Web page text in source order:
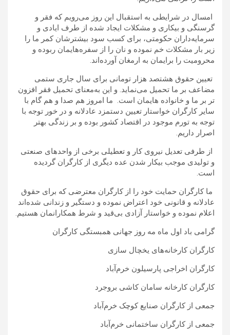
امسال در شرایطی به استقبال این روز می‌رویم که فقر و
گرسنگی و بیکاری و مشکلات ایجاد شده از طرف ایادی و
سرمایه‌داران حکومتی، برای کسب سود بیشترشان کمر ما را
زیر بار مشکلات خم نموده و نان را از سفره‌هایمان ربوده و
محرومیت را برایمان به ارمغان آورده‌اند.
تعیین حقوق هشتصد هزار تومانی برای سال جاری ستمی
مضاعف بر ما تحمیل می‌نماید. و این به‌معنای تحمیل فقر افزون
تر بر ما و خانواده هایمان است. ما امروز هم صدا و هم گام با
سایر کارگران خواستار تعیین دستمزد عادلانه و در خور توجه با
توجه به تورم موجود در اقتصاد کشور بوده و بر زندگی بهتر
اصرار داریم.
از طرفی تعدیل نیروی کار و تعطیلی برخی از واحدهای صنعتی
و تولیدی موجب بیکار شدن عده دیگری از کارگران گردیده
است.
ما کارگران حمایت خود را از کارگران معترضی که برای حقوق
عادلانه و قانونی خود اعتراض نموده و دستگیر و زندانی شده‌اند
اعلام نموده و خواستار آزادی بی‌قید و شرط همکارانمان هستیم.
گرامی باد اول ماه مه روز جهانی همبستگی کارگران
کارگران کارخانه‌های یخچال سازی
کارگران اخراجی پارسیلون خرم‌آباد
کارگران کارخانه سامان کاشی بروجرد
جمعی از کارگران صنایع کوچک خرم‌آباد
جمعی از کارگران ساختمانی خرم‌آباد